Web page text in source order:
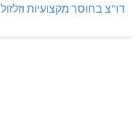
דו"צ בחוסר מקצועיות וזלזול